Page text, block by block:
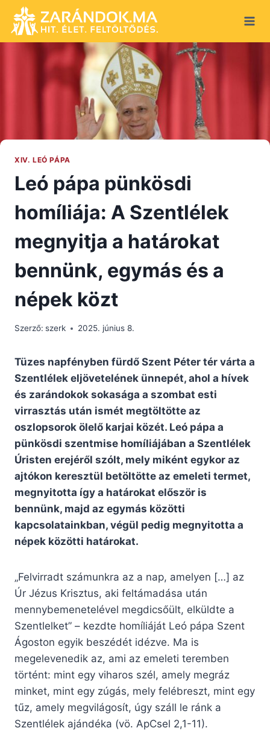
content
XIV. LEÓ PÁPA
Leó pápa pünkösdi
homíliája: A Szentlélek
megnyitja a határokat
bennünk, egymás és a
népek közt
Szerző: szerk 2025. június 8.
Tüzes napfényben fürdő Szent Péter tér várta a
Szentlélek eljövetelének ünnepét, ahol a hívek
és zarándokok sokasága a szombat esti
virrasztás után ismét megtöltötte az
oszlopsorok ölelő karjai közét. Leó pápa a
pünkösdi szentmise homíliájában a Szentlélek
Úristen erejéről szólt, mely miként egykor az
ajtókon keresztül betöltötte az emeleti termet,
megnyitotta így a határokat először is
bennünk, majd az egymás közötti
kapcsolatainkban, végül pedig megnyitotta a
népek közötti határokat.
„Felvirradt számunkra az a nap, amelyen […] az
Úr Jézus Krisztus, aki feltámadása után
mennybemenetelével megdicsőült, elküldte a
Szentlelket” – kezdte homíliáját Leó pápa Szent
Ágoston egyik beszédét idézve. Ma is
megelevenedik az, ami az emeleti teremben
történt: mint egy viharos szél, amely megráz
minket, mint egy zúgás, mely felébreszt, mint egy
tűz, amely megvilágosít, úgy száll le ránk a
Szentlélek ajándéka (vö. ApCsel 2,1-11).